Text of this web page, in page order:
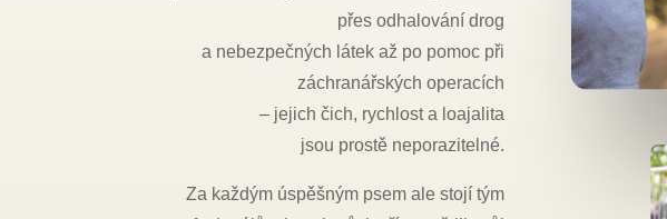
přes odhalování drog
a nebezpečných látek až po pomoc při
záchranářských operacích
– jejich čich, rychlost a loajalita
jsou prostě neporazitelné.
Za každým úspěšným psem ale stojí tým